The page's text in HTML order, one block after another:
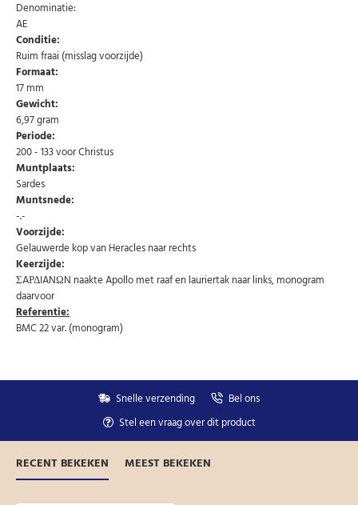
email
Denominatie:
AE
Conditie:
Ruim fraai (misslag voorzijde)
Formaat:
17 mm
Gewicht:
6,97 gram
Periode:
200 - 133 voor Christus
Muntplaats:
Sardes
Muntsnede:
-.-
Voorzijde:
Gelauwerde kop van Heracles naar rechts
Keerzijde:
ΣAΡΔIANΩN naakte Apollo met raaf en lauriertak naar links, monogram
daarvoor
Referentie:
BMC 22 var. (monogram)
Snelle verzending
Bel ons
Stel een vraag over dit product
RECENT BEKEKEN MEEST BEKEKEN